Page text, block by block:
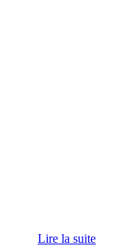
Lire la suite